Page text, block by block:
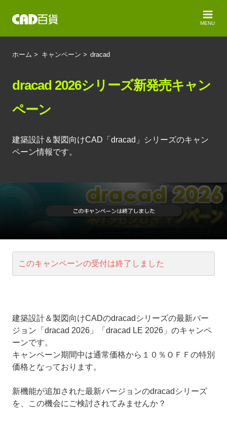
MENU
ホーム > キャンペーン > dracad
dracad 2026シリーズ新発売キャン
ペーン
建築設計＆製図向けCAD「dracad」シリーズのキャン
ペーン情報です。
このキャンペーンの受付は終了しました
建築設計＆製図向けCADのdracadシリーズの最新バー
ジョン「dracad 2026」「dracad LE 2026」のキャンペ
ーンです。
キャンペーン期間中は通常価格から１０％ＯＦＦの特別
価格となっております。
新機能が追加された最新バージョンのdracadシリーズ
を、この機会にご検討されてみませんか？